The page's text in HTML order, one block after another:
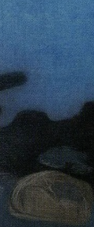
Au
cycle
la
une